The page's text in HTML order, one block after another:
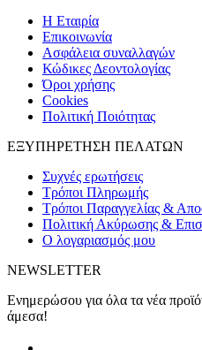
H Εταιρία
Eπικοινωνία
Ασφάλεια συναλλαγών
Κώδικες Δεοντολογίας
Όροι χρήσης
Cookies
Πολιτική Ποιότητας
ΕΞΥΠΗΡΕΤΗΣΗ ΠΕΛΑΤΩΝ
Συχνές ερωτήσεις
Τρόποι Πληρωμής
Τρόποι Παραγγελίας &
Πολιτική Ακύρωσης &
Ο λογαριασμός μου
NEWSLETTER
Ενημερώσου για όλα τα νέα
άμεσα!